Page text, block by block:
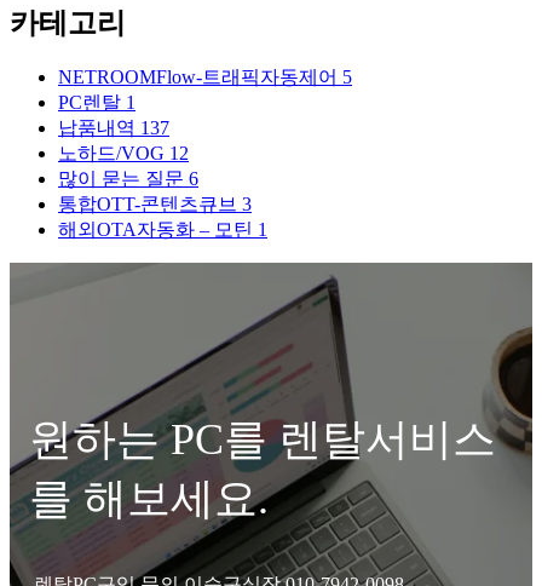
카테고리
NETROOMFlow-트래픽자동제어 5
PC렌탈 1
납품내역 137
노하드/VOG 12
많이 묻는 질문 6
통합OTT-콘텐츠큐브 3
해외OTA자동화 – 모틴 1
원하는 PC를 렌탈서비스
를 해보세요.